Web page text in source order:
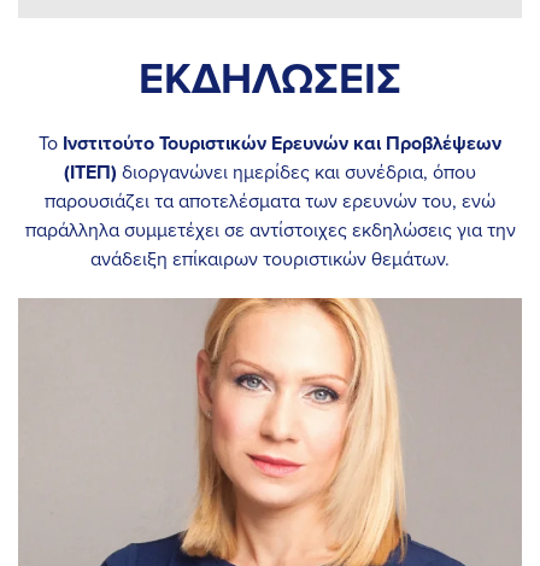
ΕΚΔΗΛΩΣΕΙΣ
Το Ινστιτούτο Τουριστικών Ερευνών και Προβλέψεων
(ΙΤΕΠ) διοργανώνει ημερίδες και συνέδρια, όπου
παρουσιάζει τα αποτελέσματα των ερευνών του, ενώ
παράλληλα συμμετέχει σε αντίστοιχες εκδηλώσεις για την
ανάδειξη επίκαιρων τουριστικών θεμάτων.